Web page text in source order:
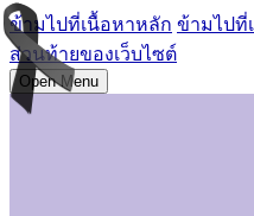
ข้ามไปที่เนื้อหาหลัก ข้ามไปที่
ส่วนท้ายของเว็บไซต์
Open Menu